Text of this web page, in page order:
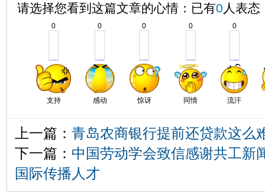
请选择您看到这篇文章的心情：已有0 人表态
0
支持
0
感动
0
惊讶
0
同情
0
流汗
上一篇： 青岛农商银行提前还贷款这么
下一篇： 中国劳动学会致信感谢共工新
国际传播人才